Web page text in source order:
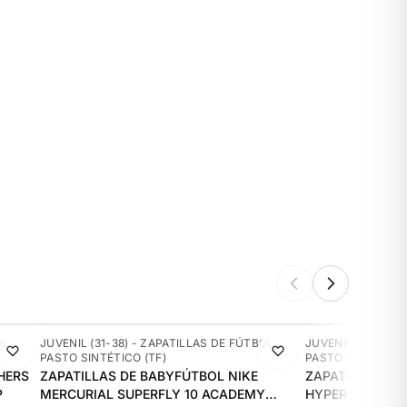
-10%
JUVENIL (31-38) - ZAPATILLAS DE FÚTBOL
PASTO SINTÉTICO (TF)
ZAPATILLAS DE BABYFÚTBOL NIKE
MERCURIAL SUPERFLY 10 ACADEMY
NUEVO
JUVENIL (31-38) -
PASTO
ZAPATILLAS
HYPERFAST